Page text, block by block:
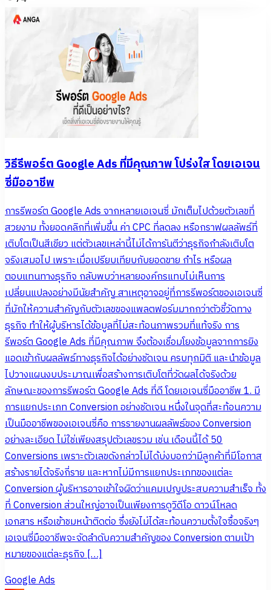
วิธีรีพอร์ต Google Ads ที่มีคุณภาพ โปร่งใส โดยเอเจน
ซี่มืออาชีพ
การรีพอร์ต Google Ads จากหลายเอเจนซี่ มักเต็มไปด้วยตัวเลขที่
สวยงาม ทั้งยอดคลิกที่เพิ่มขึ้น ค่า CPC ที่ลดลง หรือกราฟผลลัพธ์ที่
เติบโตเป็นสีเขียว แต่ตัวเลขเหล่านี้ไม่ได้การันตีว่าธุรกิจกำลังเติบโต
จริงเสมอไป เพราะเมื่อเปรียบเทียบกับยอดขาย กำไร หรือผล
ตอบแทนทางธุรกิจ กลับพบว่าหลายองค์กรแทบไม่เห็นการ
เปลี่ยนแปลงอย่างมีนัยสำคัญ สาเหตุอาจอยู่ที่การรีพอร์ตของเอเจนซี่
ที่มักให้ความสำคัญกับตัวเลขของแพลตฟอร์มมากกว่าตัวชี้วัดทาง
ธุรกิจ ทำให้ผู้บริหารได้ข้อมูลที่ไม่สะท้อนภาพรวมที่แท้จริง การ
รีพอร์ต Google Ads ที่มีคุณภาพ จึงต้องเชื่อมโยงข้อมูลจากการยิง
แอดเข้ากับผลลัพธ์ทางธุรกิจได้อย่างชัดเจน ครบทุกมิติ และนำข้อมูล
ไปวางแผนงบประมาณเพื่อสร้างการเติบโตที่วัดผลได้จริงด้วย
ลักษณะของการรีพอร์ต Google Ads ที่ดี โดยเอเจนซี่มืออาชีพ 1. มี
การแยกประเภท Conversion อย่างชัดเจน หนึ่งในจุดที่สะท้อนความ
เป็นมืออาชีพของเอเจนซี่คือ การรายงานผลลัพธ์ของ Conversion
อย่างละเอียด ไม่ใช่เพียงสรุปตัวเลขรวม เช่น เดือนนี้ได้ 50
Conversions เพราะตัวเลขดังกล่าวไม่ได้บ่งบอกว่ามีลูกค้าที่มีโอกาส
สร้างรายได้จริงกี่ราย และหากไม่มีการแยกประเภทของแต่ละ
Conversion ผู้บริหารอาจเข้าใจผิดว่าแคมเปญประสบความสำเร็จ ทั้ง
ที่ Conversion ส่วนใหญ่อาจเป็นเพียงการดูวิดีโอ ดาวน์โหลด
เอกสาร หรือเข้าชมหน้าติดต่อ ซึ่งยังไม่ได้สะท้อนความตั้งใจซื้อจริงๆ
เอเจนซี่มืออาชีพจะจัดลำดับความสำคัญของ Conversion ตามเป้า
หมายของแต่ละธุรกิจ […]
Google Ads